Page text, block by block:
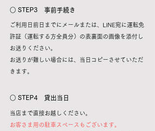
​○ STEP3 事前手続き
ご利用日前日までにメールまたは、LINE宛に運転免
許証（運転する方全員分）の表裏面の画像を添付し
お送りください。
​お送りが難しい場合には、当日コピーさせていただ
きます。
○ STEP4 貸出当日
​当店まで直接お越しください。
お客さま用の駐車スペースもございます。